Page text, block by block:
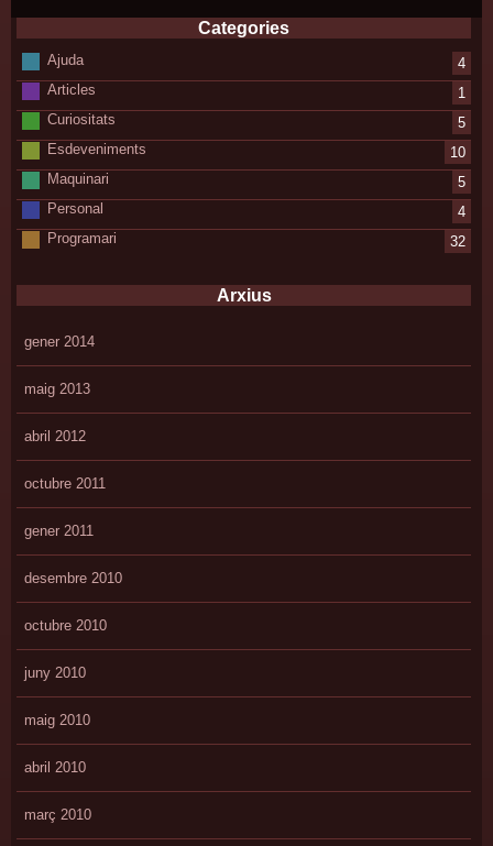
posted
in
Categories
Ajuda
4
Articles
1
Curiositats
5
Esdeveniments
10
Maquinari
5
Personal
4
Programari
32
Arxius
gener 2014
maig 2013
abril 2012
octubre 2011
gener 2011
desembre 2010
octubre 2010
juny 2010
maig 2010
abril 2010
març 2010